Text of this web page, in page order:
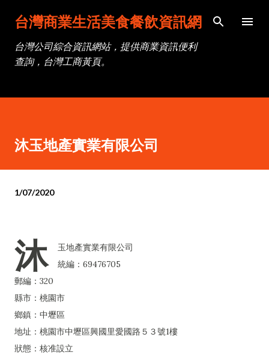
跳到主要內容
台灣商業生活美食餐飲資訊網
台灣公司綜合資訊網站，提供商業資訊便利
查詢，台灣工商黃頁。
沐玉地產實業有限公司
1/07/2020
沐
玉地產實業有限公司
統編：69476705
郵編：320
縣市：桃園市
鄉鎮：中壢區
地址：桃園市中壢區興國里愛國路５３號1樓
狀態：核准設立